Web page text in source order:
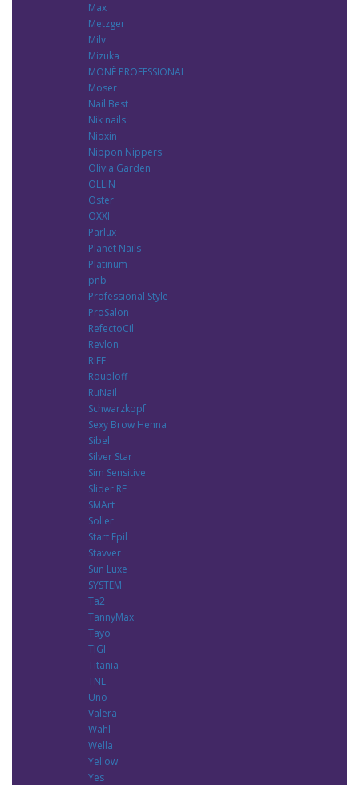
Max
Metzger
Milv
Mizuka
MONÈ PROFESSIONAL
Moser
Nail Best
Nik nails
Nioxin
Nippon Nippers
Olivia Garden
OLLIN
Oster
OXXI
Parlux
Planet Nails
Platinum
pnb
Professional Style
ProSalon
RefectoCil
Revlon
RIFF
Roubloff
RuNail
Schwarzkopf
Sexy Brow Henna
Sibel
Silver Star
Sim Sensitive
Slider.RF
SMArt
Soller
Start Epil
Stavver
Sun Luxe
SYSTEM
Ta2
TannyMax
Tayo
TIGI
Titania
TNL
Uno
Valera
Wahl
Wella
Yellow
Yes